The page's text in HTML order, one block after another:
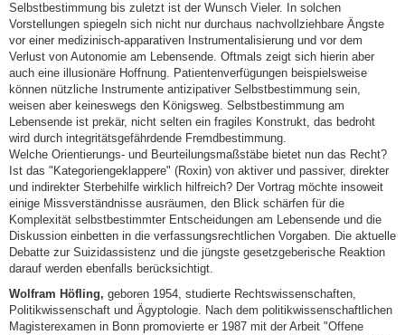
Selbstbestimmung bis zuletzt ist der Wunsch Vieler. In solchen
Vorstellungen spiegeln sich nicht nur durchaus nachvollziehbare Ängste
vor einer medizinisch-apparativen Instrumentalisierung und vor dem
Verlust von Autonomie am Lebensende. Oftmals zeigt sich hierin aber
auch eine illusionäre Hoffnung. Patientenverfügungen beispielsweise
können nützliche Instrumente antizipativer Selbstbestimmung sein,
weisen aber keineswegs den Königsweg. Selbstbestimmung am
Lebensende ist prekär, nicht selten ein fragiles Konstrukt, das bedroht
wird durch integritätsgefährdende Fremdbestimmung.
Welche Orientierungs- und Beurteilungsmaßstäbe bietet nun das Recht?
Ist das "Kategoriengeklappere" (Roxin) von aktiver und passiver, direkter
und indirekter Sterbehilfe wirklich hilfreich? Der Vortrag möchte insoweit
einige Missverständnisse ausräumen, den Blick schärfen für die
Komplexität selbstbestimmter Entscheidungen am Lebensende und die
Diskussion einbetten in die verfassungsrechtlichen Vorgaben. Die aktuelle
Debatte zur Suizidassistenz und die jüngste gesetzgeberische Reaktion
darauf werden ebenfalls berücksichtigt.
Wolfram Höfling, geboren 1954, studierte Rechtswissenschaften,
Politikwissenschaft und Ägyptologie. Nach dem politikwissenschaftlichen
Magisterexamen in Bonn promovierte er 1987 mit der Arbeit "Offene